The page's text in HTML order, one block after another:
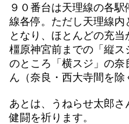
９０番台は天理線の各
線各停。ただし天理線
となり、ほとんどの充
橿原神宮前までの「縦
のところ「横スジ」の
ん（奈良・西大寺間を除
あとは、うねらせ太郎さ
健闘を祈ります。